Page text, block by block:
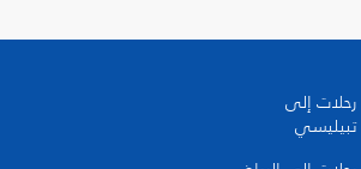
رحلات إلى
تبيليسي